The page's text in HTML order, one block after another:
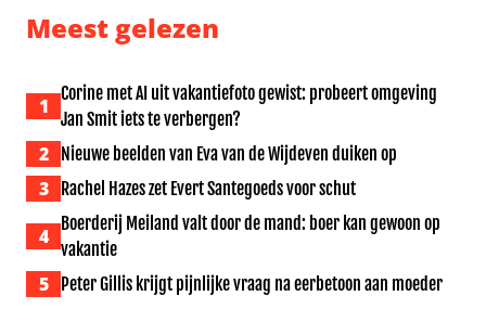
Meest gelezen
1
Corine met AI uit vakantiefoto gewist: probeert omgeving
Jan Smit iets te verbergen?
2 Nieuwe beelden van Eva van de Wijdeven duiken op
3 Rachel Hazes zet Evert Santegoeds voor schut
4
Boerderij Meiland valt door de mand: boer kan gewoon op
vakantie
5 Peter Gillis krijgt pijnlijke vraag na eerbetoon aan moeder